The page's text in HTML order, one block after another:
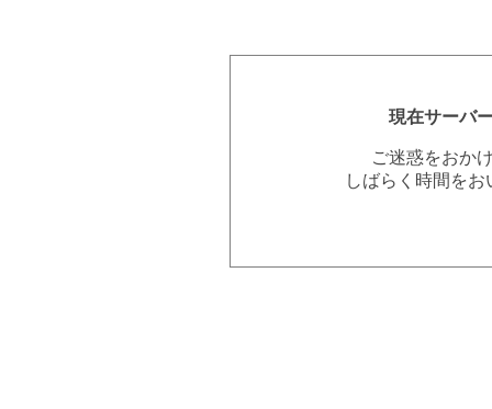
現在サーバ
ご迷惑をおか
しばらく時間を